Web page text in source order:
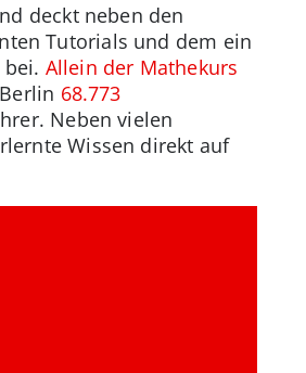
deckt neben den
Tutorials und dem ein
Allein der Mathekurs
68.773
Neben vielen
Wissen direkt auf